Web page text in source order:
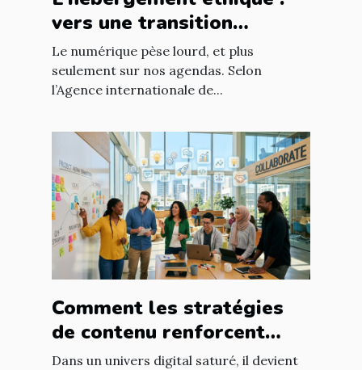
vers une transition
digitale responsable
Le numérique pèse lourd, et plus
seulement sur nos agendas. Selon
l’Agence internationale de...
Comment les stratégies
de contenu renforcent
l'engagement client ?
Dans un univers digital saturé, il devient